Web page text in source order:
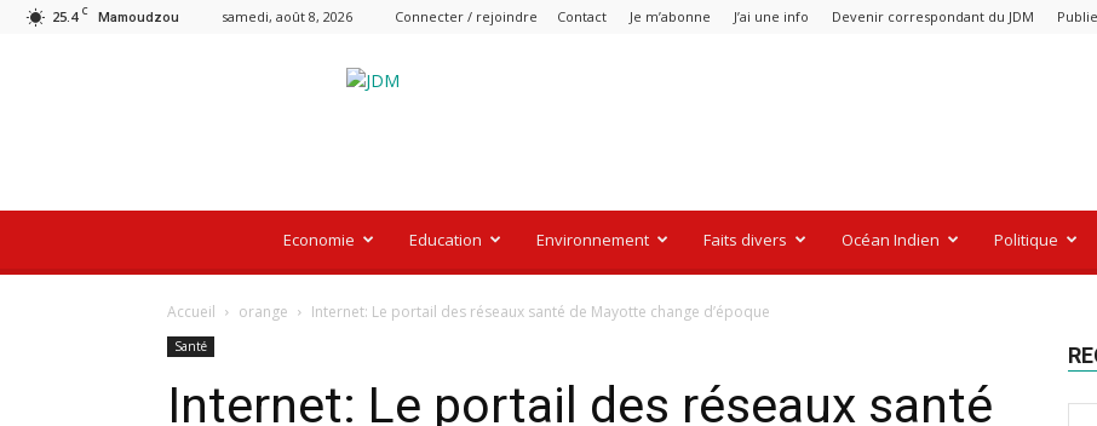
25.4 C Mamoudzou samedi, août 8, 2026 Connecter / rejoindre Contact Je m’abonne J’ai une info Devenir correspondant du JDM
Economie Education Environnement Faits divers Océan Indien Politique
Accueil orange Internet: Le portail des réseaux santé de Mayotte change d’époque
Santé
Internet: Le portail des réseaux santé